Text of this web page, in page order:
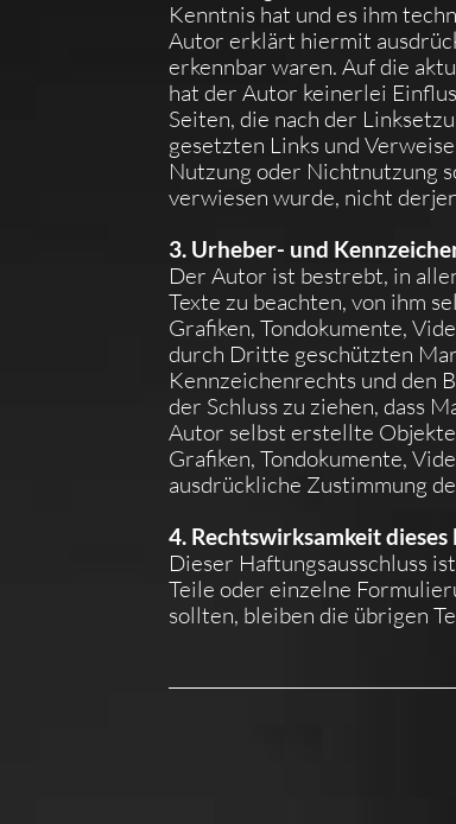
Kenntnis hat und es ihm
Autor erklärt hiermit
erkennbar waren. Auf die
hat der Autor keinerlei
Seiten, die nach der
gesetzten Links und
Nutzung oder Nichtnutzung
verwiesen wurde, nicht
3. Urheber- und
Der Autor ist bestrebt, in
Texte zu beachten, von ihm
Grafiken, Tondokumente,
durch Dritte geschützten
Kennzeichenrechts und den
der Schluss zu ziehen, dass
Autor selbst erstellte
Grafiken, Tondokumente,
ausdrückliche Zustimmung
4. Rechtswirksamkeit dieses
Dieser Haftungsausschluss
Teile oder einzelne
sollten, bleiben die übrigen